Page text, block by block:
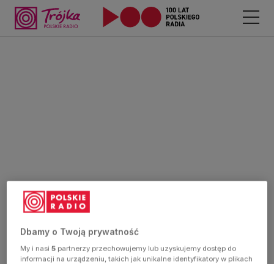
Dbamy o Twoją prywatność
My i nasi5 partnerzy przechowujemy lub uzyskujemy dostęp do
informacji na urządzeniu, takich jak unikalne identyfikatory w plikach